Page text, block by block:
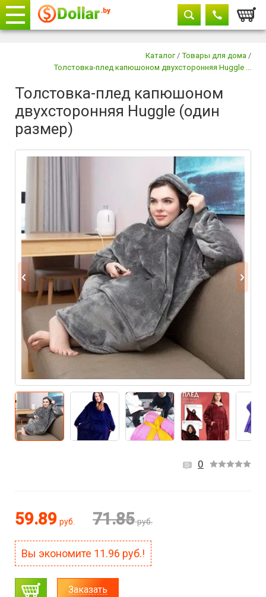
+375 29882-11-33
+375 17 315-37-77
Каталог / Товары для дома /
Толстовка-плед капюшоном двухсторонняя Huggle ...
Толстовка-плед капюшоном
двухсторонняя Huggle (один
размер)
0
59.89 руб. 71.85 руб.
Вы экономите 11.96 руб.!
Заказать